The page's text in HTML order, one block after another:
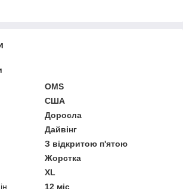
OMS
США
Доросла
Дайвінг
З відкритою п'ятою
Жорстка
XL
12 міс